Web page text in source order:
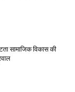
सामाजिक विकास की